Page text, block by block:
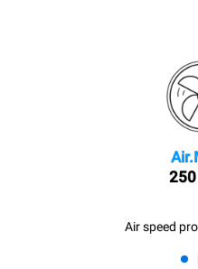
Air speed